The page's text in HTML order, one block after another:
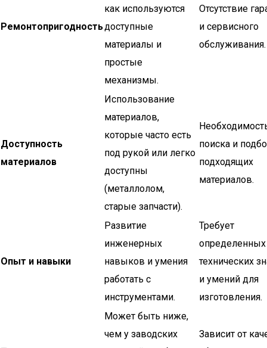
Ремонтопригодность
как используются
доступные
материалы и
простые
механизмы.
Отсутствие
и сервисного
обслуживания.
Доступность
материалов
Использование
материалов,
которые часто есть
под рукой или легко
доступны
(металлолом,
старые запчасти).
поиска и
подходящих
материалов.
Опыт и навыки
Развитие
инженерных
навыков и умения
работать с
инструментами.
Требует
определенных
технических
и умений для
изготовления.
Может быть ниже,
чем у заводских
Зависит от